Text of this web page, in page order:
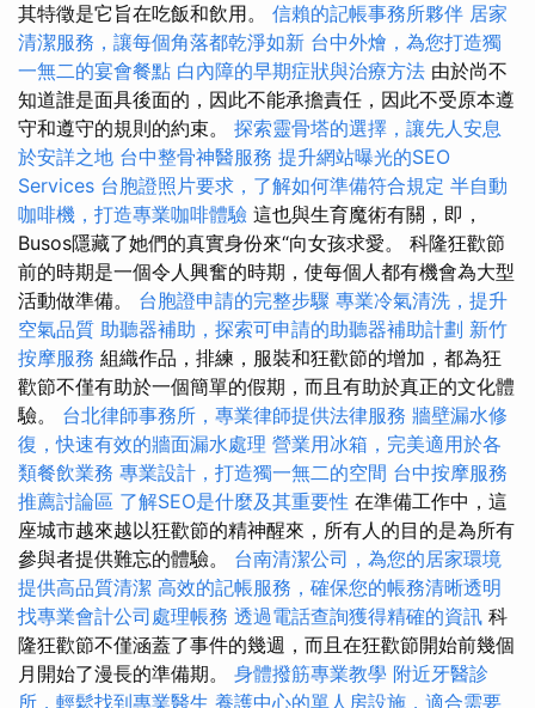
其特徵是它旨在吃飯和飲用。 信賴的記帳事務所夥伴 居家
清潔服務，讓每個角落都乾淨如新 台中外燴，為您打造獨
一無二的宴會餐點 白內障的早期症狀與治療方法 由於尚不
知道誰是面具後面的，因此不能承擔責任，因此不受原本遵
守和遵守的規則的約束。 探索靈骨塔的選擇，讓先人安息
於安詳之地 台中整骨神醫服務 提升網站曝光的SEO
Services 台胞證照片要求，了解如何準備符合規定 半自動
咖啡機，打造專業咖啡體驗 這也與生育魔術有關，即，
Busos隱藏了她們的真實身份來“向女孩求愛。 科隆狂歡節
前的時期是一個令人興奮的時期，使每個人都有機會為大型
活動做準備。 台胞證申請的完整步驟 專業冷氣清洗，提升
空氣品質 助聽器補助，探索可申請的助聽器補助計劃 新竹
按摩服務 組織作品，排練，服裝和狂歡節的增加，都為狂
歡節不僅有助於一個簡單的假期，而且有助於真正的文化體
驗。 台北律師事務所，專業律師提供法律服務 牆壁漏水修
復，快速有效的牆面漏水處理 營業用冰箱，完美適用於各
類餐飲業務 專業設計，打造獨一無二的空間 台中按摩服務
推薦討論區 了解SEO是什麼及其重要性 在準備工作中，這
座城市越來越以狂歡節的精神醒來，所有人的目的是為所有
參與者提供難忘的體驗。 台南清潔公司，為您的居家環境
提供高品質清潔 高效的記帳服務，確保您的帳務清晰透明
找專業會計公司處理帳務 透過電話查詢獲得精確的資訊 科
隆狂歡節不僅涵蓋了事件的幾週，而且在狂歡節開始前幾個
月開始了漫長的準備期。 身體撥筋專業教學 附近牙醫診
所，輕鬆找到專業醫生 養護中心的單人房設施，適合需要